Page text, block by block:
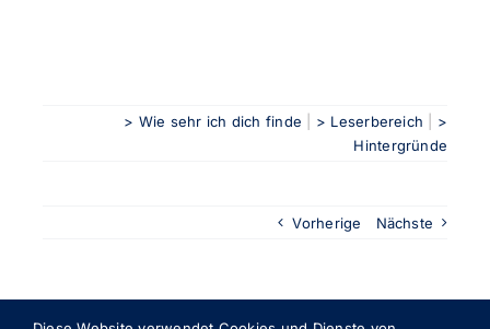
> Wie sehr ich dich finde > Leserbereich
>
Hintergründe
Vorherige Nächste